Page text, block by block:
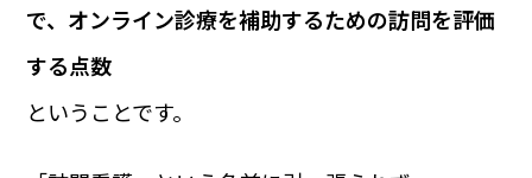
で、オンライン診療を補助するための訪問を評価
する点数
ということです。